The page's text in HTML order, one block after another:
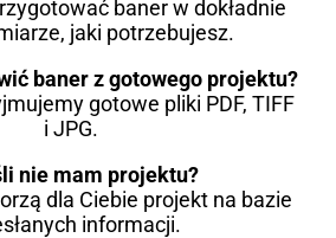
baner w dokładnie
jaki potrzebujesz.
baner z gotowego projektu?
gotowe pliki PDF, TIFF
i JPG.
nie mam projektu?
dla Ciebie projekt na bazie
informacji.